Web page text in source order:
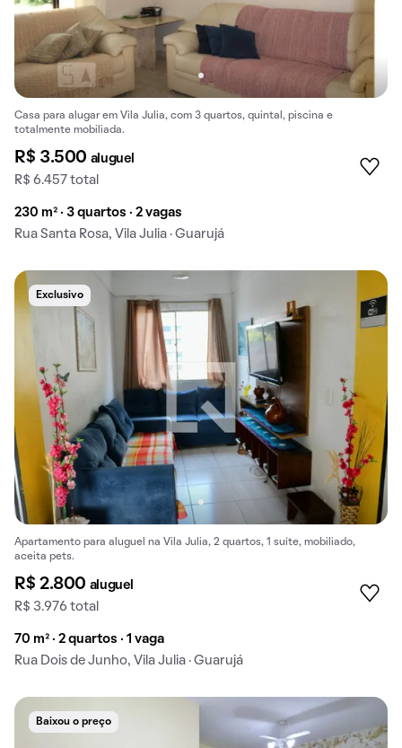
Casa para alugar em Vila Julia, com 3 quartos, quintal, piscina e
totalmente mobiliada.
R$ 3.500 aluguel
R$ 6.457 total
230 m² · 3 quartos · 2 vagas
Rua Santa Rosa, Vila Julia · Guarujá
Exclusivo
Apartamento para aluguel na Vila Julia, 2 quartos, 1 suíte, mobiliado,
aceita pets.
R$ 2.800 aluguel
R$ 3.976 total
70 m² · 2 quartos · 1 vaga
Rua Dois de Junho, Vila Julia · Guarujá
Baixou o preço